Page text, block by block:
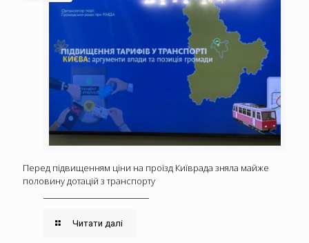
Перед підвищенням ціни на проїзд Київрада зняла майже
половину дотацій з транспорту
Читати далі